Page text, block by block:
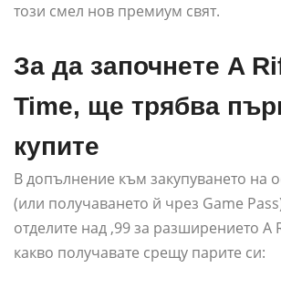
този смел нов премиум свят.
За да започнете A
Time, ще трябва
купите
В допълнение към закупуването на
(или получаването й чрез Game
отделите над ,99 за разширението A
какво получавате срещу парите си: